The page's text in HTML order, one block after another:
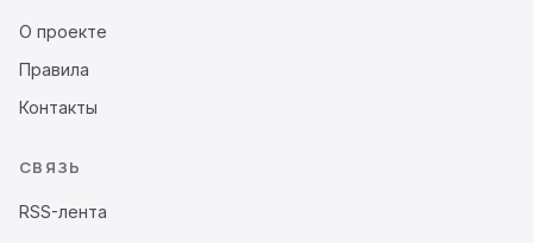
О проекте
Правила
Контакты
СВЯЗЬ
RSS-лента